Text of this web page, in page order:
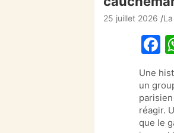
25 juillet 2026
F
c
e
b
Une
un
réagir.
que le